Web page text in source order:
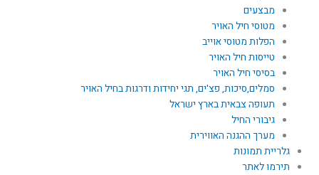
מבצעים
מטוסי חיל האויר
הפלות מטוסי אוייב
טייסות חיל האויר
בסיסי חיל האויר
סמלים,סיכות, פצ'ים, תגי יחידות ודרגות בחיל האויר
תעופה צבאית בארץ ישראל
גיבורי החיל
מערך ההגנה האווירית
גלריית תמונות
תירמו לאתר